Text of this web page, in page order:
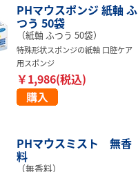
PHマウスポンジ 紙軸 ふ
つう 50袋
（紙軸 ふつう 50袋）
特殊形状スポンジの紙軸 口腔ケア
用スポンジ
￥1,986(税込)
PHマウスミスト 無香
料
（無香料）